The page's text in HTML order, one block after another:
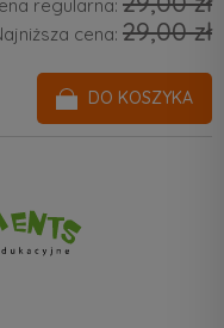
regularna:
cena: 29,00 zł
DO KOSZYKA